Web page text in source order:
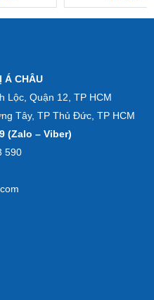
Á CHÂU
Lộc, Quận 12, TP HCM
Tây, TP Thủ Đức, TP HCM
(Zalo – Viber)
590